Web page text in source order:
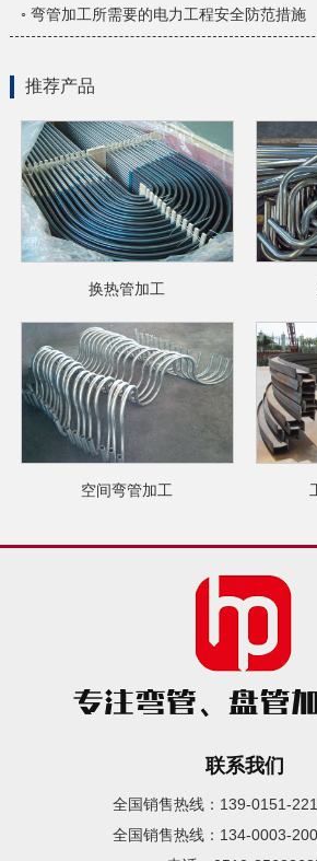
◦ 弯管加工所需要的电力工程安全防范措施
推荐产品
换热管加工
空间弯管加工
联系我们
全国销售热线：139-0151-
全国销售热线：134-0003-